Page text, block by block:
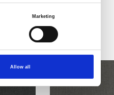
Marketing
Allow all